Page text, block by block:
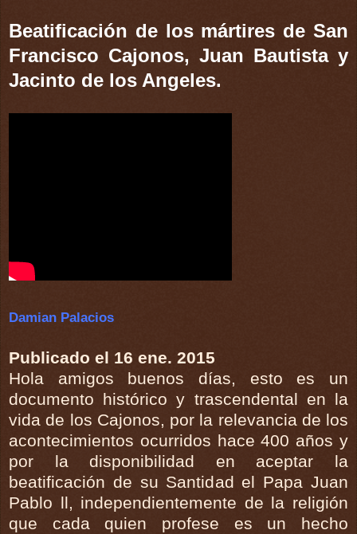
Beatificación de los mártires de San
Francisco Cajonos, Juan Bautista y
Jacinto de los Angeles.
Damian Palacios
Publicado el 16 ene. 2015
Hola amigos buenos días, esto es un
documento histórico y trascendental en la
vida de los Cajonos, por la relevancia de los
acontecimientos ocurridos hace 400 años y
por la disponibilidad en aceptar la
beatificación de su Santidad el Papa Juan
Pablo ll, independientemente de la religión
que cada quien profese es un hecho